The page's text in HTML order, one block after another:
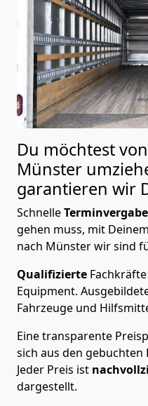
Du möchtest
Münster
garantieren wir
SchnelleTerminvergabe
gehen muss, mit
nach Münster wir sind
Qualifizierte
Equipment.
Fahrzeuge und
Eine transparente
sich aus den gebuchten
Jeder Preis ist
dargestellt.